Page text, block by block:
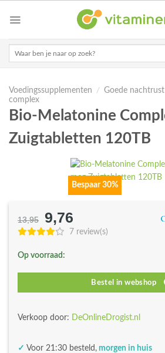
Voedingssupplementen / Goede nachtrust
complex
Bio-Melatonine
Zuigtabletten 120TB
Bespaar 30%
13,95
Oorspronkelijke
prijs
€13,95.
9,76
prijs
7 review(s)
Op voorraad:
Bestel in webshop
Verkoop door: DeOnlineDrogist.nl
✓ Voor 21:30 besteld, morgen in huis